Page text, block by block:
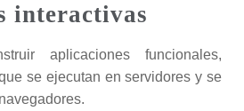
interactivas
aplicaciones funcionales,
se ejecutan en servidores y se